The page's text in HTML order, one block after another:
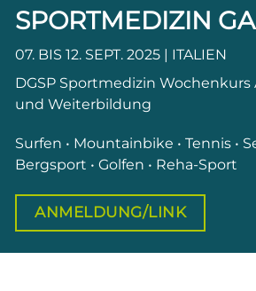
SPORTMEDIZIN
07. BIS 12. SEPT. 2025 | ITALIEN
DGSP Sportmedizin
und Weiterbildung
Surfen • Mountainbike • Tennis •
Bergsport • Golfen • Reha-Sport
ANMELDUNG/LINK